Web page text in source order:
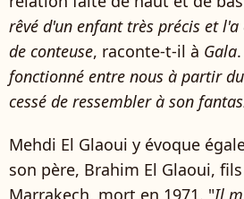
rêvé d'un enfant très précis et
de conteuse, raconte-t-il à Gala.
fonctionné entre nous à partir
cessé de ressembler à son
Mehdi El Glaoui y évoque
son père, Brahim El Glaoui,
Marrakech, mort en 1971. "Il